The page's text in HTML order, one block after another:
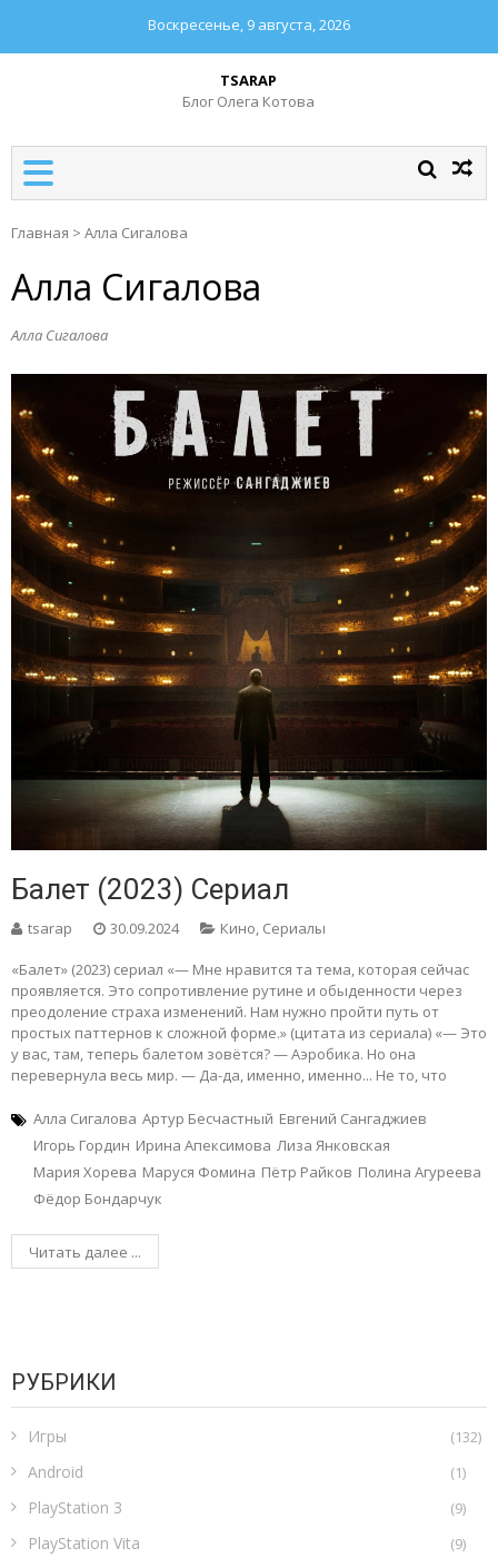
Воскресенье, 9 августа, 2026
TSARAP
Блог Олега Котова
Главная > Алла Сигалова
Алла Сигалова
Алла Сигалова
Балет (2023) Сериал
tsarap 30.09.2024 Кино, Сериалы
«Балет» (2023) сериал «— Мне нравится та тема, которая сейчас
проявляется. Это сопротивление рутине и обыденности через
преодоление страха изменений. Нам нужно пройти путь от
простых паттернов к сложной форме.» (цитата из сериала) «— Это
у вас, там, теперь балетом зовётся? — Аэробика. Но она
перевернула весь мир. — Да-да, именно, именно... Не то, что
Алла Сигалова Артур Бесчастный Евгений Сангаджиев
Игорь Гордин Ирина Апексимова Лиза Янковская
Мария Хорева Маруся Фомина Пётр Райков Полина Агуреева
Фёдор Бондарчук
Читать далее ...
РУБРИКИ
Игры (132)
Android (1)
PlayStation 3 (9)
PlayStation Vita (9)